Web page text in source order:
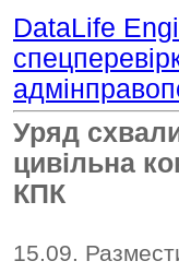
DataLife
Уряд
цивільна
КПК
15.09.